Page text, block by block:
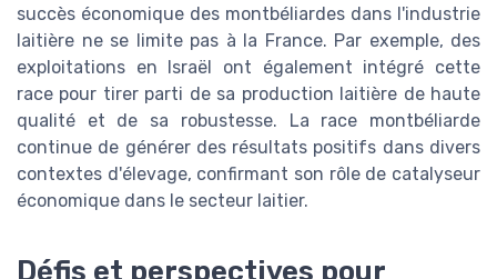
succès économique des montbéliardes dans l'industrie
laitière ne se limite pas à la France. Par exemple, des
exploitations en Israël ont également intégré cette
race pour tirer parti de sa production laitière de haute
qualité et de sa robustesse. La race montbéliarde
continue de générer des résultats positifs dans divers
contextes d'élevage, confirmant son rôle de catalyseur
économique dans le secteur laitier.
Défis et perspectives pour